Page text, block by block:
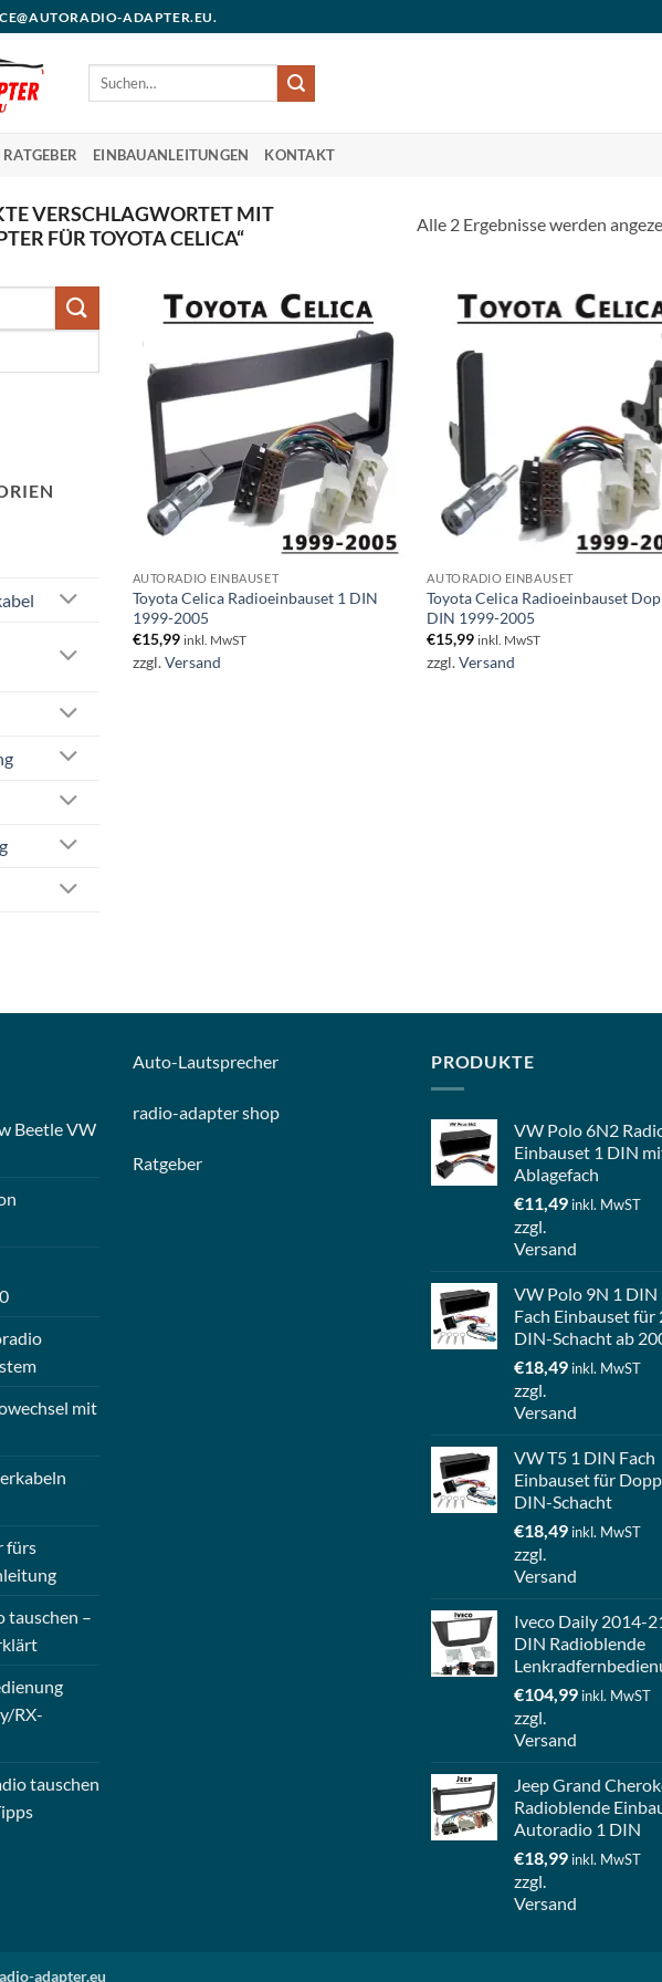
ADAPTER.EU.
Suchen
RATGEBER EINBAUANLEITUNGEN KONTAKT
VERSCHLAGWORTET MIT
FÜR TOYOTA CELICA“
Alle 2 Ergebnisse werden
AUTORADIO EINBAUSET
Toyota Celica Radioeinbauset 1 DIN
1999-2005
€15,99 inkl. MwST
zzgl.Versand
AUTORADIO EINBAUSET
Toyota Celica Radioeinbauset
DIN 1999-2005
€15,99 inkl. MwST
zzgl.Versand
Beetle VW
mit
fürs
tauschen –
RX-
tauschen
Auto-Lautsprecher
radio-adapter shop
Ratgeber
PRODUKTE
VW Polo 6N2
Einbauset 1 DIN
Ablagefach
€11,49 inkl. MwST
zzgl.
Versand
VW Polo 9N 1 DIN
Fach Einbauset für
DIN-Schacht ab
€18,49 inkl. MwST
zzgl.
Versand
VW T5 1 DIN Fach
Einbauset für
DIN-Schacht
€18,49 inkl. MwST
zzgl.
Versand
Iveco Daily 2014-
DIN Radioblende
€104,99 inkl. MwST
zzgl.
Versand
Jeep Grand
Radioblende
Autoradio 1 DIN
€18,99 inkl. MwST
zzgl.
Versand
adapter.eu